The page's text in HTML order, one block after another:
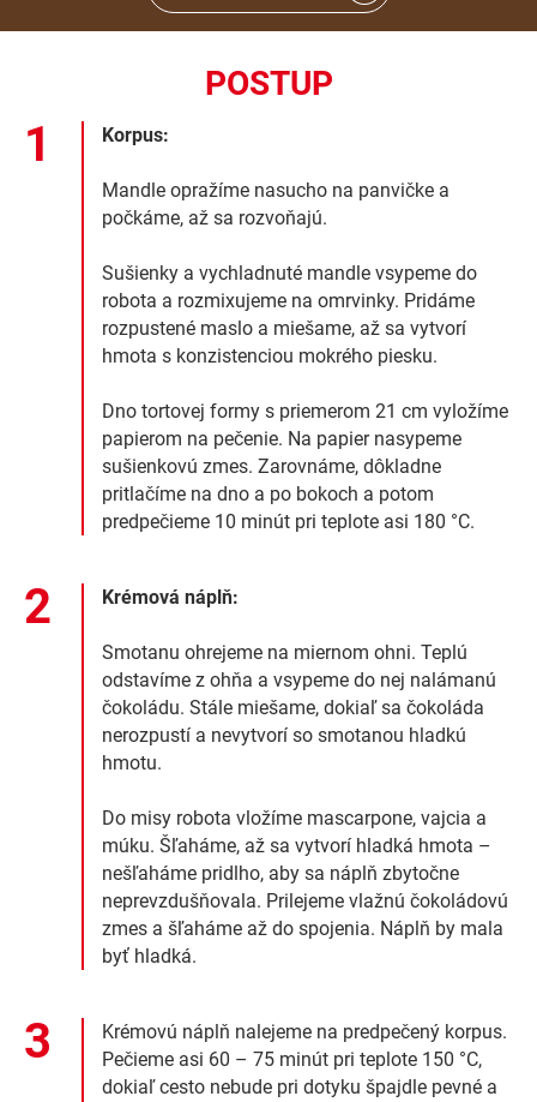
POSTUP
Korpus:
Mandle opražíme nasucho na panvičke a
počkáme, až sa rozvoňajú.
Sušienky a vychladnuté mandle vsypeme do
robota a rozmixujeme na omrvinky. Pridáme
rozpustené maslo a miešame, až sa vytvorí
hmota s konzistenciou mokrého piesku.
Dno tortovej formy s priemerom 21 cm vyložíme
papierom na pečenie. Na papier nasypeme
sušienkovú zmes. Zarovnáme, dôkladne
pritlačíme na dno a po bokoch a potom
predpečieme 10 minút pri teplote asi 180 °C.
Krémová náplň:
Smotanu ohrejeme na miernom ohni. Teplú
odstavíme z ohňa a vsypeme do nej nalámanú
čokoládu. Stále miešame, dokiaľ sa čokoláda
nerozpustí a nevytvorí so smotanou hladkú
hmotu.
Do misy robota vložíme mascarpone, vajcia a
múku. Šľaháme, až sa vytvorí hladká hmota –
nešľaháme pridlho, aby sa náplň zbytočne
neprevzdušňovala. Prilejeme vlažnú čokoládovú
zmes a šľaháme až do spojenia. Náplň by mala
byť hladká.
Krémovú náplň nalejeme na predpečený korpus.
Pečieme asi 60 – 75 minút pri teplote 150 °C,
dokiaľ cesto nebude pri dotyku špajdle pevné a